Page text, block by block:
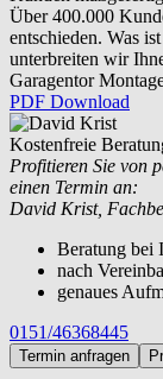
Über 400.000
entschieden. Was
unterbreiten wir
Garagentor
PDF Download
Kostenfreie
Profitieren Sie von
einen Termin an:
David Krist,
Beratung bei
nach
genaues
0151/46368445
Termin anfragen